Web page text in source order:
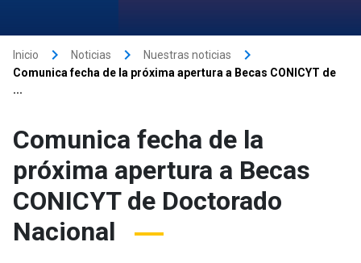
Inicio keyboard_arrow_right Noticias keyboard_arrow_right Nuestras noticias keyboard_arrow_right
Comunica fecha de la próxima apertura a Becas CONICYT de
...
Comunica fecha de la
próxima apertura a Becas
CONICYT de Doctorado
Nacional